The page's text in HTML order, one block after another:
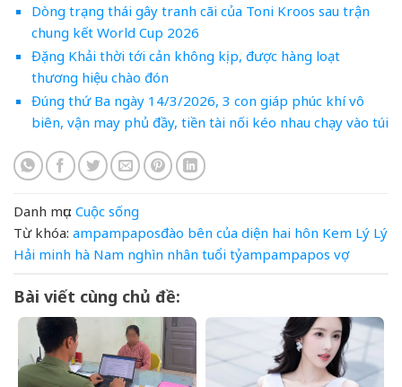
Dòng trạng thái gây tranh cãi của Toni Kroos sau trận
chung kết World Cup 2026
Đặng Khải thời tới cản không kịp, được hàng loạt
thương hiệu chào đón
Đúng thứ Ba ngày 14/3/2026, 3 con giáp phúc khí vô
biên, vận may phủ đầy, tiền tài nối kéo nhau chạy vào túi
Danh mục: Cuộc sống
Từ khóa: ampampaposđào bên của diện hai hôn Kem Lý Lý
Hải minh hà Nam nghìn nhân tuổi tỷampampapos vợ
Bài viết cùng chủ đề: